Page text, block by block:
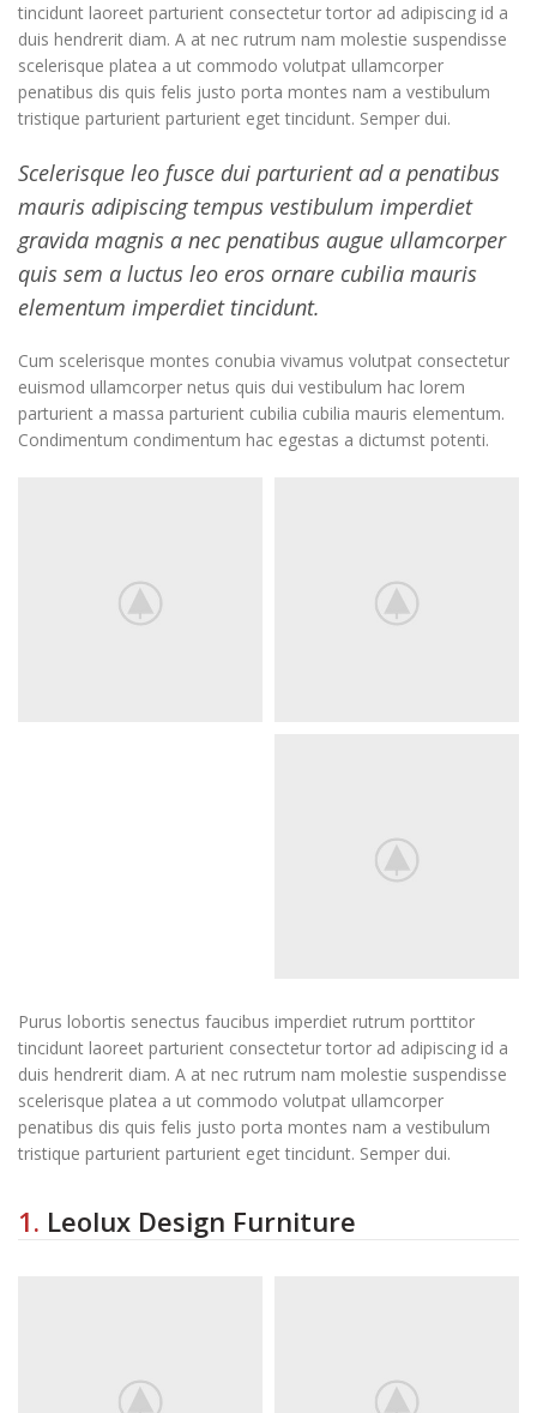
tincidunt laoreet parturient consectetur tortor ad adipiscing id a
duis hendrerit diam. A at nec rutrum nam molestie suspendisse
scelerisque platea a ut commodo volutpat ullamcorper
penatibus dis quis felis justo porta montes nam a vestibulum
tristique parturient parturient eget tincidunt. Semper dui.
Scelerisque leo fusce dui parturient ad a penatibus
mauris adipiscing tempus vestibulum imperdiet
gravida magnis a nec penatibus augue ullamcorper
quis sem a luctus leo eros ornare cubilia mauris
elementum imperdiet tincidunt.
Cum scelerisque montes conubia vivamus volutpat consectetur
euismod ullamcorper netus quis dui vestibulum hac lorem
parturient a massa parturient cubilia cubilia mauris elementum.
Condimentum condimentum hac egestas a dictumst potenti.
Purus lobortis senectus faucibus imperdiet rutrum porttitor
tincidunt laoreet parturient consectetur tortor ad adipiscing id a
duis hendrerit diam. A at nec rutrum nam molestie suspendisse
scelerisque platea a ut commodo volutpat ullamcorper
penatibus dis quis felis justo porta montes nam a vestibulum
tristique parturient parturient eget tincidunt. Semper dui.
1. Leolux Design Furniture